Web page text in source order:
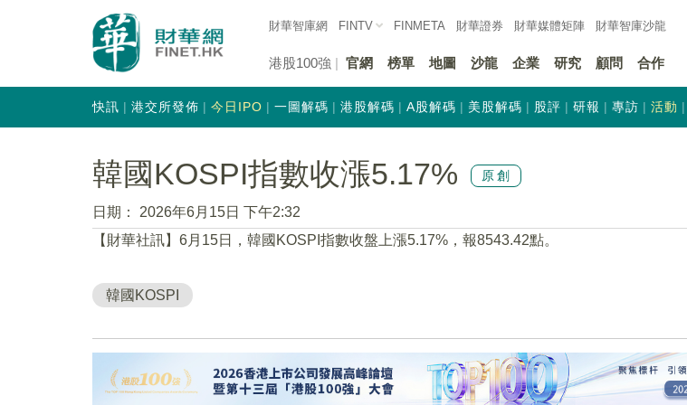
財華智庫網 FINTV FINMETA 財華證券 財華媒體矩陣 財華智庫沙龍
港股100強 官網 榜單 地圖 沙龍 企業 研究 顧問 合作
快訊 港交所發佈 今日IPO 一圖解碼 港股解碼 A股解碼 美股解碼 股評 研報 專訪 活動
韓國KOSPI指數收漲5.17% 原創
日期：
2026年6月15日 下午2:32
【財華社訊】6月15日，韓國KOSPI指數收盤上漲5.17%，報8543.42點。
韓國KOSPI